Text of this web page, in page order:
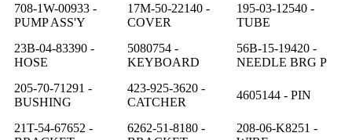
708-1W-00933 -
PUMP ASS'Y
17M-50-22140 -
COVER
195-03-12540 -
TUBE
23B-04-83390 -
HOSE
5080754 -
KEYBOARD
56B-15-19420 -
NEEDLE BRG P
205-70-71291 -
BUSHING
423-925-3620 -
CATCHER
4605144 - PIN
21T-54-67652 -
6262-51-8180 -
208-06-K8251 -